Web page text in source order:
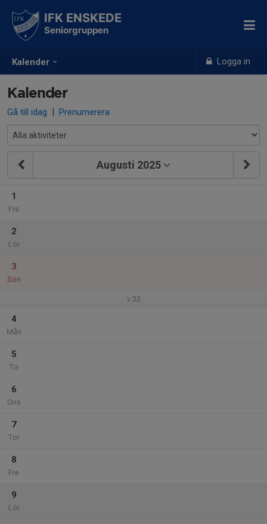
Kalender Logga in
IFK ENSKEDE
Seniorgruppen
Kalender
Gå till idag | Prenumerera
Augusti 2025
1
Fre
2
Lör
3
Sön
v.32
4
Mån
5
Tis
6
Ons
7
Tor
8
Fre
9
Lör